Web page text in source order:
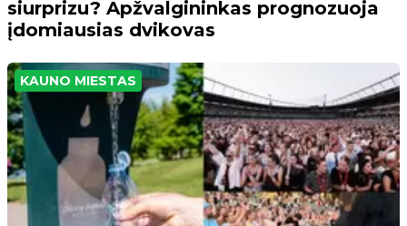
siurprizu? Apžvalgininkas prognozuoja
įdomiausias dvikovas
KAUNO MIESTAS